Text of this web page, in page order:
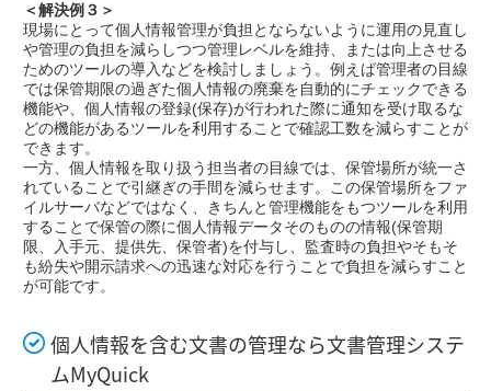
＜解決例３＞
現場にとって個人情報管理が負担とならないように運用の見直し
や管理の負担を減らしつつ管理レベルを維持、または向上させる
ためのツールの導入などを検討しましょう。例えば管理者の目線
では保管期限の過ぎた個人情報の廃棄を自動的にチェックできる
機能や、個人情報の登録(保存)が行われた際に通知を受け取るな
どの機能があるツールを利用することで確認工数を減らすことが
できます。
一方、個人情報を取り扱う担当者の目線では、保管場所が統一さ
れていることで引継ぎの手間を減らせます。この保管場所をファ
イルサーバなどではなく、きちんと管理機能をもつツールを利用
することで保管の際に個人情報データそのものの情報(保管期
限、入手元、提供先、保管者)を付与し、監査時の負担やそもそ
も紛失や開示請求への迅速な対応を行うことで負担を減らすこと
が可能です。
個人情報を含む文書の管理なら文書管理システ
ムMyQuick